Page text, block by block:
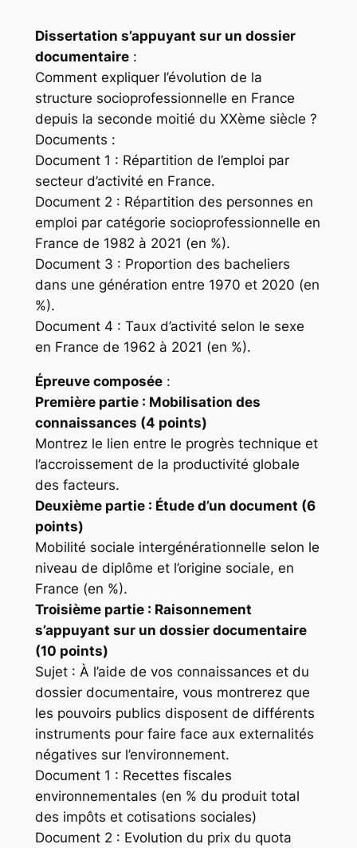
Dissertation s’appuyant sur un dossier
documentaire:
Comment expliquer l’évolution de la
structure socioprofessionnelle en France
depuis la seconde moitié du XXème siècle ?
Documents :
Document 1 : Répartition de l’emploi par
secteur d’activité en France.
Document 2 : Répartition des personnes en
emploi par catégorie socioprofessionnelle en
France de 1982 à 2021 (en %).
Document 3 : Proportion des bacheliers
dans une génération entre 1970 et 2020 (en
%).
Document 4 : Taux d’activité selon le sexe
en France de 1962 à 2021 (en %).
Épreuve composée:
Première partie : Mobilisation des
connaissances (4 points)
Montrez le lien entre le progrès technique et
l’accroissement de la productivité globale
des facteurs.
Deuxième partie : Étude d’un document (6
points)
Mobilité sociale intergénérationnelle selon le
niveau de diplôme et l’origine sociale, en
France (en %).
Troisième partie : Raisonnement
s’appuyant sur un dossier documentaire
(10 points)
Sujet : À l’aide de vos connaissances et du
dossier documentaire, vous montrerez que
les pouvoirs publics disposent de différents
instruments pour faire face aux externalités
négatives sur l’environnement.
Document 1 : Recettes fiscales
environnementales (en % du produit total
des impôts et cotisations sociales)
Document 2 : Evolution du prix du quota